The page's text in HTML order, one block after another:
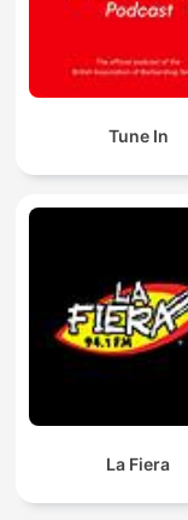
Tune In
La Fiera